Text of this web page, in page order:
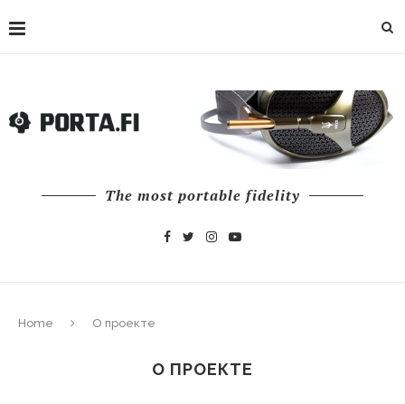
The most portable fidelity
Home О проекте
О ПРОЕКТЕ